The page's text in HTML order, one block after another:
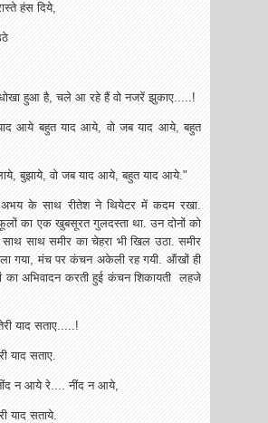
हंस दिये,
धोखा हुआ है, चले आ रहे हैं वो नजरें झुकाए.....!
आये बहुत याद आये, वो जब याद आये, बहुत
बुझाये, वो जब याद आये, बहुत याद आये."
के साथ रीतेश ने थियेटर में कदम रखा.
का एक खुबसूरत गुलदस्ता था. उन दोनों को
साथ समीर का चेहरा भी खिल उठा. समीर
गया, मंच पर कंचन अकेली रह गयी. ऑंखों ही
का अभिवादन करती हुई कंचन शिकायती लहजे
याद सताए.....!
याद सताए.
न आये रे.... नींद न आये,
याद सताये.